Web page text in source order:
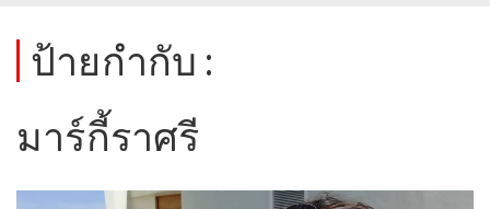
ป้ายกำกับ :
มาร์กี้ราศรี